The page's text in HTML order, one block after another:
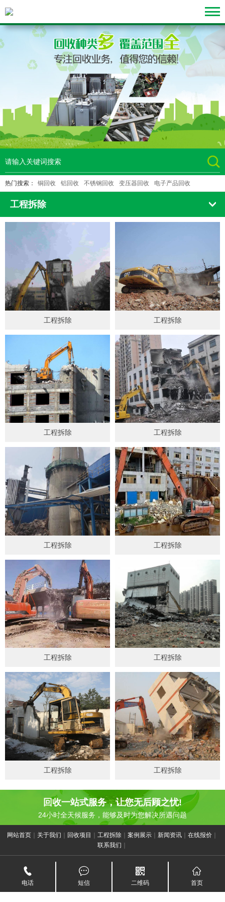
热门搜索： 铜回收 铝回收 不锈钢回收 变压器回收 电子产品回收
工程拆除
工程拆除 工程拆除
工程拆除 工程拆除
工程拆除 工程拆除
工程拆除 工程拆除
工程拆除 工程拆除
回收一站式服务，让您无后顾之忧!
24小时全天候服务，能够及时为您解决所遇问题
网站首页 关于我们 回收项目 工程拆除 案例展示 新闻资讯 在线报价
联系我们
Copyright © 2020 上海量久再生资源回收有限公司 All Right Reserved |
电话
短信 二维码 首页